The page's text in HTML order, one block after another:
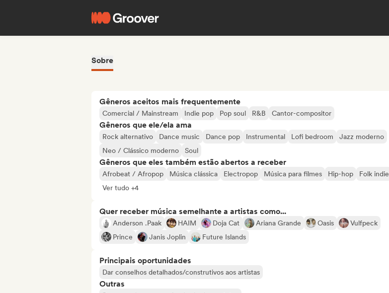
Sobre
Gêneros aceitos mais frequentemente
Comercial / Mainstream Indie pop Pop soul R&B Cantor-compositor
Gêneros que ele/ela ama
Rock alternativo Dance music Dance pop Instrumental Lofi bedroom
Jazz moderno
Neo / Clássico moderno
Soul
Gêneros que eles também estão abertos a receber
Afrobeat / Afropop Música clássica Electropop Música para filmes Hip-hop
Folk indie
Ver tudo +4
Quer receber música semelhante a artistas como...
Anderson .Paak HAIM Doja Cat Ariana Grande Oasis
Vulfpeck
Prince
Janis Joplin Future Islands
Principais oportunidades
Dar conselhos detalhados/construtivos aos artistas
Outras